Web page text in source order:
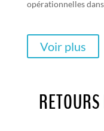
opérationnelles
Voir plus